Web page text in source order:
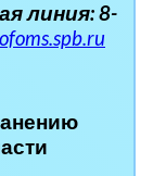
линия: 8-